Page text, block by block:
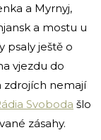
a Myrnyj,
a mostu u
psaly ještě o
vjezdu do
zdrojích nemají
Svoboda šlo
zásahy.